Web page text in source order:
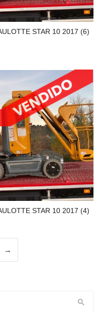
STAR 10 2017 (6)
STAR 10 2017 (4)
→